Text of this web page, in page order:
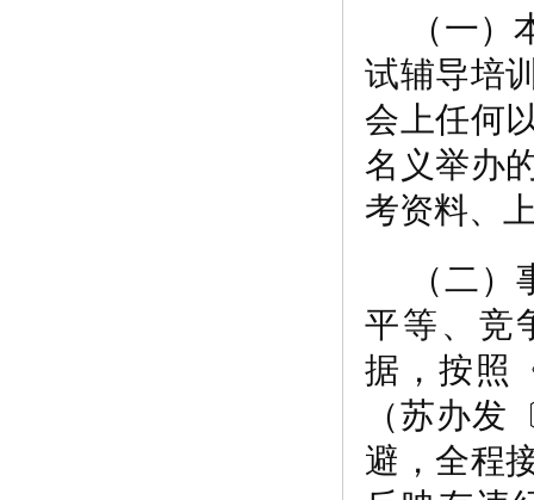
（一
试辅导培
会上任何
名义举办
考资料、
（二
平等、竞
据，按照
（苏办发
避，全程